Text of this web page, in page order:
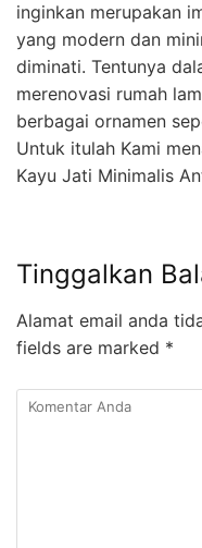
inginkan merupakan
yang modern dan
diminati. Tentunya
merenovasi rumah
berbagai ornamen
Untuk itulah Kami
Kayu Jati Minimalis
Tinggalkan
Alamat email anda
fields are marked *